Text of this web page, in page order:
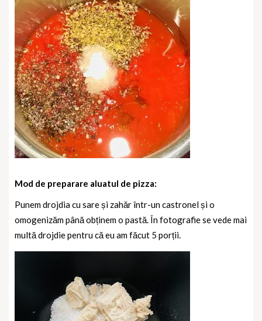
Mod de preparare aluatul de pizza:
Punem drojdia cu sare și zahăr într-un castronel și o
omogenizăm până obținem o pastă. În fotografie se vede mai
multă drojdie pentru că eu am făcut 5 porții.